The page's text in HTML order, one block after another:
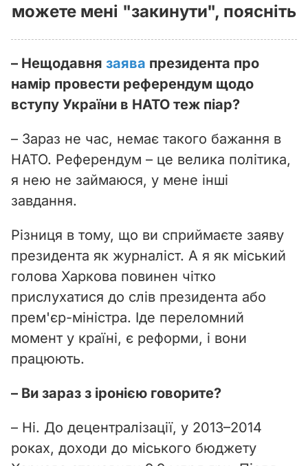
можете мені "закинути", поясніть
– Нещодавня заява президента про
намір провести референдум щодо
вступу України в НАТО теж піар?
– Зараз не час, немає такого бажання в
НАТО. Референдум – це велика політика,
я нею не займаюся, у мене інші
завдання.
Різниця в тому, що ви сприймаєте заяву
президента як журналіст. А я як міський
голова Харкова повинен чітко
прислухатися до слів президента або
прем'єр-міністра. Іде переломний
момент у країні, є реформи, і вони
працюють.
– Ви зараз з іронією говорите?
– Ні. До децентралізації, у 2013–2014
роках, доходи до міського бюджету